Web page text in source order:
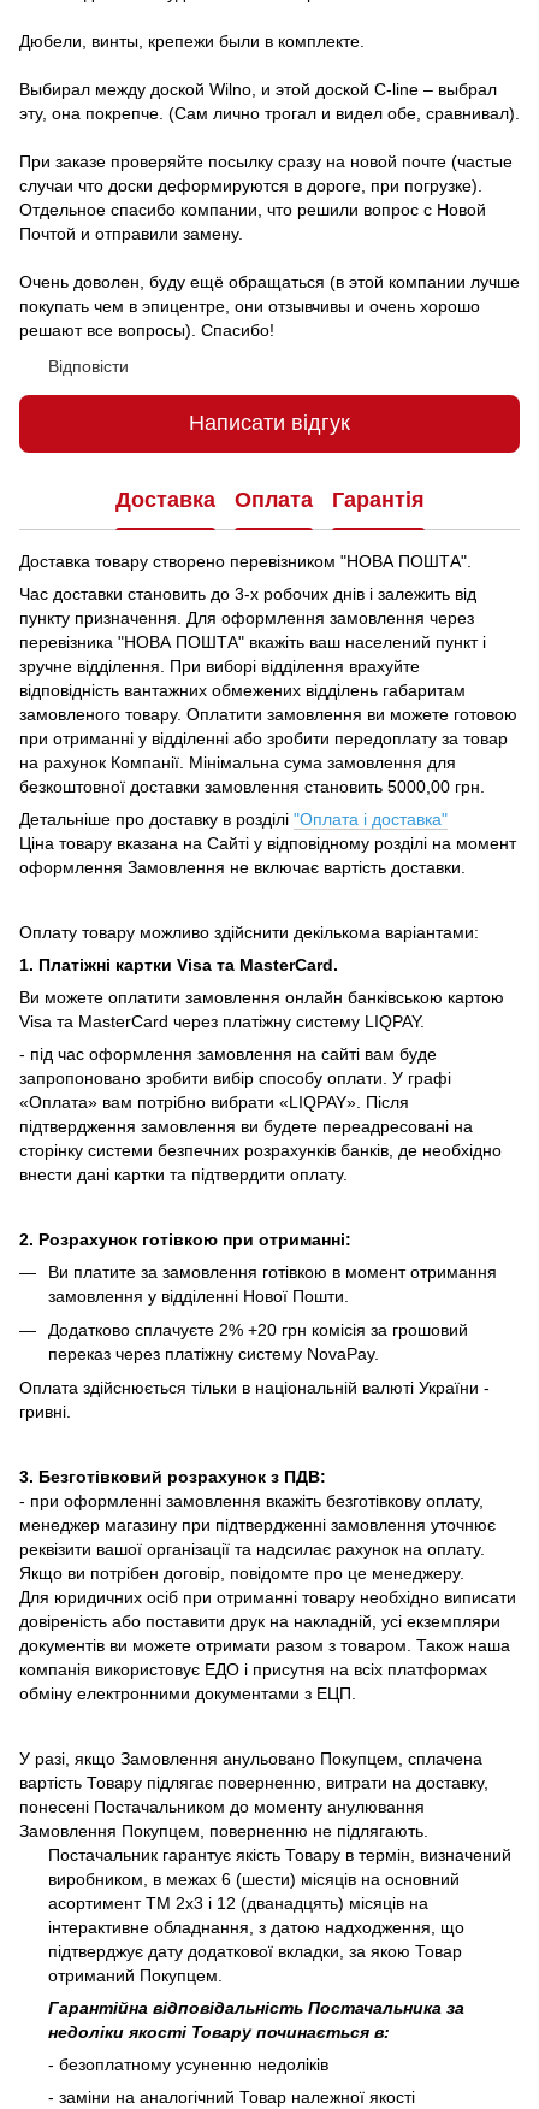
Дюбели, винты, крепежи были в комплекте.
Выбирал между доской Wilno, и этой доской C-line – выбрал
эту, она покрепче. (Сам лично трогал и видел обе, сравнивал).
При заказе проверяйте посылку сразу на новой почте (частые
случаи что доски деформируются в дороге, при погрузке).
Отдельное спасибо компании, что решили вопрос с Новой
Почтой и отправили замену.
Очень доволен, буду ещё обращаться (в этой компании лучше
покупать чем в эпицентре, они отзывчивы и очень хорошо
решают все вопросы). Спасибо!
Відповісти
Написати відгук
Доставка Оплата Гарантія
Доставка товару створено перевізником "НОВА ПОШТА".
Час доставки становить до 3-х робочих днів і залежить від
пункту призначення. Для оформлення замовлення через
перевізника "НОВА ПОШТА" вкажіть ваш населений пункт і
зручне відділення.
При виборі відділення врахуйте
відповідність вантажних обмежених відділень габаритам
замовленого товару. Оплатити замовлення ви можете готовою
при отриманні у відділенні або зробити передоплату за товар
на рахунок Компанії. Мінімальна сума замовлення для
безкоштовної доставки замовлення становить 5000,00 грн.
Детальніше про доставку в розділі "Оплата і доставка"
Ціна товару вказана на Сайті у відповідному розділі на момент
оформлення Замовлення не включає вартість доставки.
Оплату товару можливо здійснити декількома варіантами:
1. Платіжні картки Visa та MasterCard.
Ви можете оплатити замовлення онлайн банківською картою
Visa та MasterCard через платіжну систему LIQPAY.
- під час оформлення замовлення на сайті вам буде
запропоновано зробити вибір способу оплати. У графі
«Оплата» вам потрібно вибрати «LIQPAY». Після
підтвердження замовлення ви будете переадресовані на
сторінку системи безпечних розрахунків банків, де необхідно
внести дані картки та підтвердити оплату.
2. Розрахунок готівкою при отриманні:
Ви платите за замовлення готівкою в момент отримання
замовлення у відділенні Нової Пошти.
Додатково сплачуєте 2% +20 грн комісія за грошовий
переказ через платіжну систему NovaPay.
Оплата здійснюється тільки в національній валюті України -
гривні.
3. Безготівковий розрахунок з ПДВ:
- при оформленні замовлення вкажіть безготівкову оплату,
менеджер магазину при підтвердженні замовлення уточнює
реквізити вашої організації та надсилає рахунок на оплату.
Якщо ви потрібен договір, повідомте про це менеджеру.
Для юридичних осіб при отриманні товару необхідно виписати
довіреність або поставити друк на накладній, усі екземпляри
документів ви можете отримати разом з товаром. Також наша
компанія використовує ЕДО і присутня на всіх платформах
обміну електронними документами з ЕЦП.
У разі, якщо Замовлення анульовано Покупцем, сплачена
вартість Товару підлягає поверненню, витрати на доставку,
понесені Постачальником до моменту анулювання
Замовлення Покупцем, поверненню не підлягають.
Постачальник гарантує якість Товару в термін, визначений
виробником, в межах 6 (шести) місяців на основний
асортимент ТМ 2х3 і 12 (дванадцять) місяців на
інтерактивне обладнання, з датою надходження, що
підтверджує дату додаткової вкладки, за якою Товар
отриманий Покупцем.
Гарантійна відповідальність Постачальника за
недоліки якості Товару починається в:
- безоплатному усуненню недоліків
- заміни на аналогічний Товар належної якості